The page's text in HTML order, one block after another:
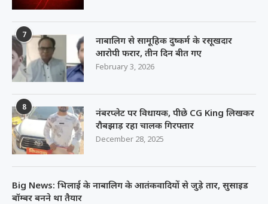
7
नाबालिग से सामूहिक दुष्कर्म के रसूखदार
आरोपी फरार, तीन दिन बीत गए
February 3, 2026
8
नंबरप्लेट पर विधायक, पीछे CG King लिखकर
रौबझाड़ रहा चालक गिरफ्तार
December 28, 2025
Big News: भिलाई के नाबालिग के आतंकवादियों से जुड़े तार, सुसाइड
बॉम्बर बनने था तैयार